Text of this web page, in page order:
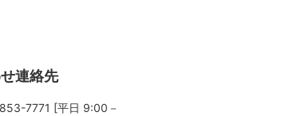
連絡先
7771 [平日 9:00－